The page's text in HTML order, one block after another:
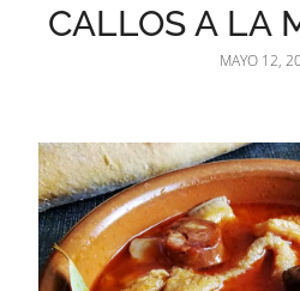
CALLOS A LA
MAYO 12,